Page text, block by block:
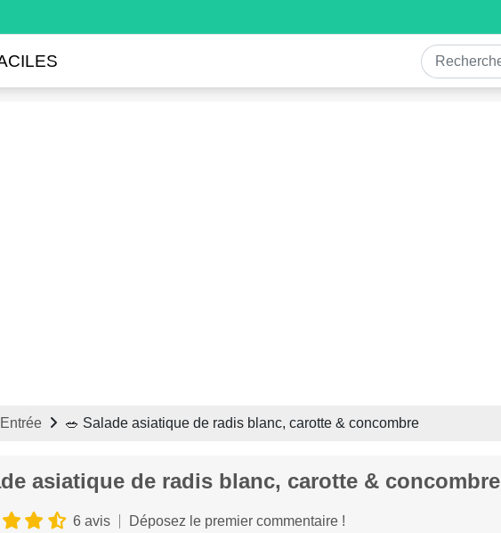
Entrée 🥗 Salade asiatique de radis blanc, carotte & concombre
asiatique de radis blanc, carotte & concombre
6 avis Déposez le premier commentaire !